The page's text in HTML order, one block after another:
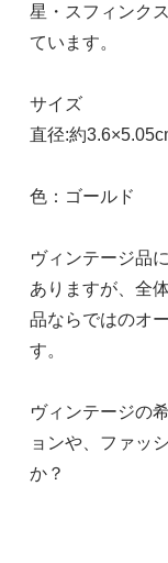
星・スフィンク
ています。
サイズ
直径:約
色：ゴールド
ヴィンテージ品
ありますが、全
品ならではのオ
す。
ヴィンテージの
ョンや、ファッ
か？